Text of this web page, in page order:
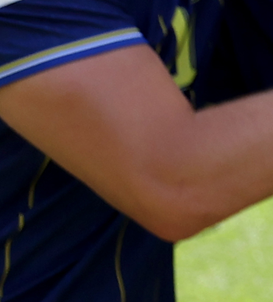
A tu su Mälmo, Ajax, Juventus, Inter, Barcelona,
PSG, LA Galaxy, Manchester United…
Znao je Ibrahimović reći da je Milan ‘najveći
kojeg je igrao, a na upit o tome za koga navija
davao odgovor u sebi karakterističnom stilu:
samo za samog sebe”.
S obzirom na korijene mogao je Ibrahimović u
odjenuti i dres bh. reprezentacije.
“Moja majka je Hrvatica, otac iz Bosne, ali ja sam
Švedskoj i u meni nikad nije postojala dilema za
igrati. Iskreno, mislim da mi niko nikad nije
pitanjem hoću li igrati za Hrvatsku ili
Hercegovinu”, pričao je svojevremeno.